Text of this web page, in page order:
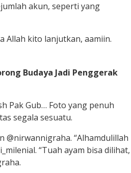
akun, seperti yang
Allah kito lanjutkan, aamiin.
Budaya Jadi Penggerak
Pak Gub… Foto yang penuh
segala sesuatu.
@nirwannigraha. “Alhamdulillah
“Tuah ayam bisa dilihat,